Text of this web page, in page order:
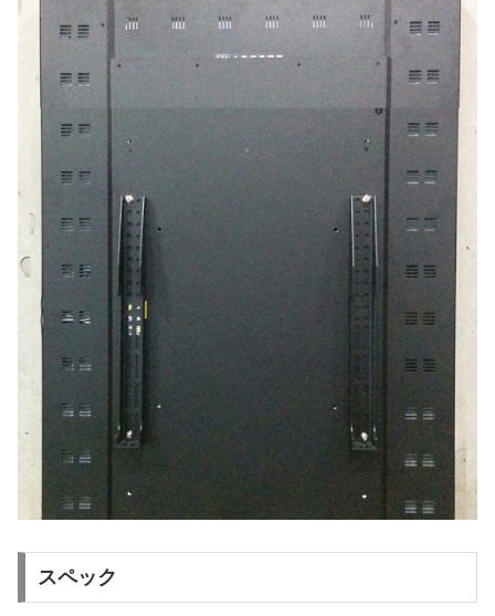
スペック